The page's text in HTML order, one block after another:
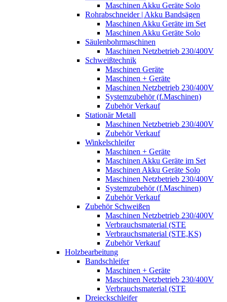
Maschinen Akku Geräte Solo
Rohrabschneider | Akku Bandsägen
Maschinen Akku Geräte im Set
Maschinen Akku Geräte Solo
Säulenbohrmaschinen
Maschinen Netzbetrieb 230/400V
Schweißtechnik
Maschinen Geräte
Maschinen + Geräte
Maschinen Netzbetrieb 230/400V
Systemzubehör (f.Maschinen)
Zubehör Verkauf
Stationär Metall
Maschinen Netzbetrieb 230/400V
Zubehör Verkauf
Winkelschleifer
Maschinen + Geräte
Maschinen Akku Geräte im Set
Maschinen Akku Geräte Solo
Maschinen Netzbetrieb 230/400V
Systemzubehör (f.Maschinen)
Zubehör Verkauf
Zubehör Schweißen
Maschinen Netzbetrieb 230/400V
Verbrauchsmaterial (STE
Verbrauchsmaterial (STE,KS)
Zubehör Verkauf
Holzbearbeitung
Bandschleifer
Maschinen + Geräte
Maschinen Netzbetrieb 230/400V
Verbrauchsmaterial (STE
Dreieckschleifer